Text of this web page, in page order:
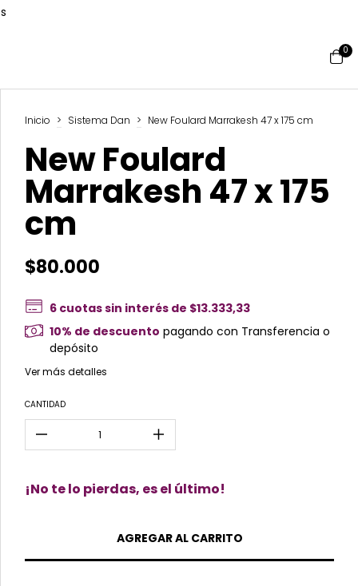
0
Inicio > Sistema Dan > New Foulard Marrakesh 47 x 175 cm
New Foulard
Marrakesh 47 x 175
cm
$80.000
6 cuotas sin interés de $13.333,33
10% de descuento pagando con Transferencia o
depósito
Ver más detalles
CANTIDAD
¡No te lo pierdas, es el último!